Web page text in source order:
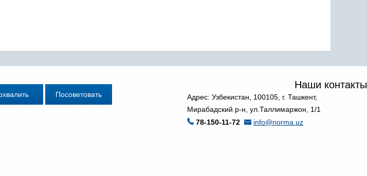
Наши контакты
Адрес: Узбекистан, 100105, г. Ташкент,
Мирабадский р-н, ул.Таллимаржон, 1/1
78-150-11-72
info@norma.uz